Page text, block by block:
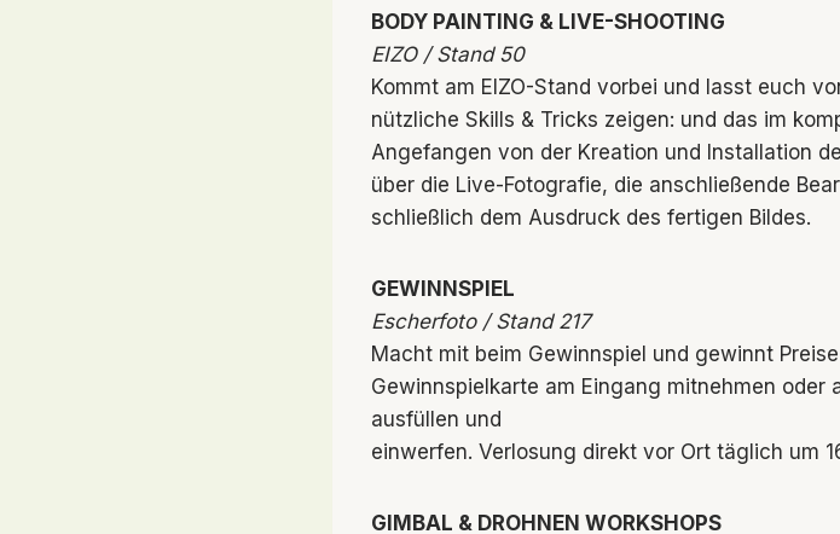
BODY PAINTING & LIVE-SHOOTING
EIZO / Stand 50
Kommt am EIZO-Stand vorbei und lasst euch
nützliche Skills & Tricks zeigen: und das im
Angefangen von der Kreation und Installation
über die Live-Fotografie, die anschließende
schließlich dem Ausdruck des fertigen Bildes.
GEWINNSPIEL
Escherfoto / Stand 217
Macht mit beim Gewinnspiel und gewinnt
Gewinnspielkarte am Eingang mitnehmen oder
ausfüllen und
einwerfen. Verlosung direkt vor Ort täglich um
GIMBAL & DROHNEN WORKSHOPS